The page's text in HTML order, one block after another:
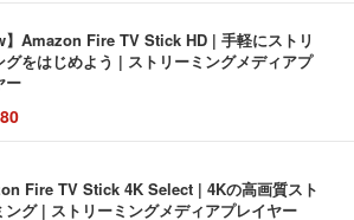
】Amazon Fire TV Stick HD | 手軽にストリ
グをはじめよう | ストリーミングメディアプ
ー
Fire TV Stick 4K Select | 4Kの高画質スト
ング | ストリーミングメディアプレイヤー